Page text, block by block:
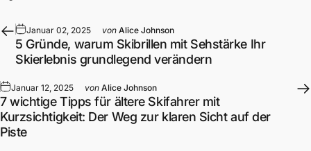
Januar 02, 2025 von Alice Johnson
5 Gründe, warum Skibrillen mit Sehstärke Ihr
Skierlebnis grundlegend verändern
Januar 12, 2025 von Alice Johnson
7 wichtige Tipps für ältere Skifahrer mit
Kurzsichtigkeit: Der Weg zur klaren Sicht auf der
Piste